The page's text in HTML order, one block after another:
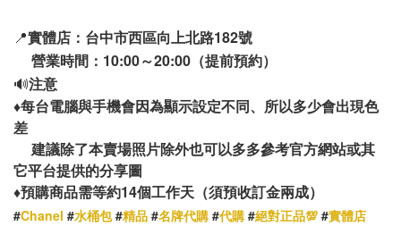
📍實體店：台中市西區向上北路182號
營業時間：10:00～20:00（提前預約）
🔊注意
♦️每台電腦與手機會因為顯示設定不同、所以多少會出現色
差
建議除了本賣場照片除外也可以多多參考官方網站或其
它平台提供的分享圖
♦️預購商品需等約14個工作天（須預收訂金兩成）
#Chanel #水桶包#精品 #名牌代購 #代購 #絕對正品💯 #實體店